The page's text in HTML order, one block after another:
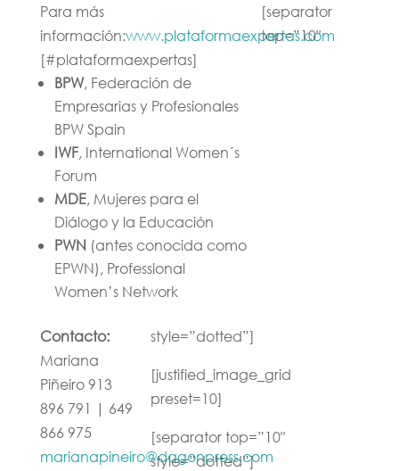
Para más
información:www.plataformaexpertas.com
[#plataformaexpertas]
BPW, Federación de
Empresarias y Profesionales
BPW Spain
IWF, International Women´s
Forum
MDE, Mujeres para el
Diálogo y la Educación
PWN (antes conocida como
EPWN), Professional
Women’s Network
Contacto:
Mariana
Piñeiro 913
896 791 | 649
866 975
marianapineiro@dagonpress.com
[separator
top=”10″
style=”dotted”]
[justified_image_grid
preset=10]
[separator top=”10″
style=”dotted”]